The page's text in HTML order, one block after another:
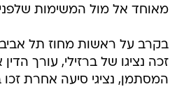
מאוחד אל מול המשימות
בקרב על ראשות מחוז תל
זכה נציגו של ברזילי, עורך הדין
המסתמן, נציגי סיעה אחרת